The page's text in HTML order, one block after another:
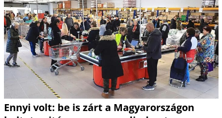
Ennyi volt: be is zárt a Magyarországon